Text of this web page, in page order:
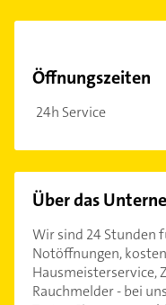
Öffnungszeiten
24h Service
Über das
Wir sind 24 Stunden
Notöffnungen,
Rauchmelder - bei